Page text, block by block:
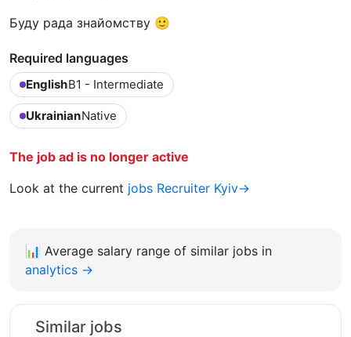
Буду рада знайомству 🙂
Required languages
EnglishB1 - Intermediate
UkrainianNative
The job ad is no longer active
Look at the current jobs Recruiter Kyiv→
📊 Average salary range of similar jobs in
analytics →
Similar jobs